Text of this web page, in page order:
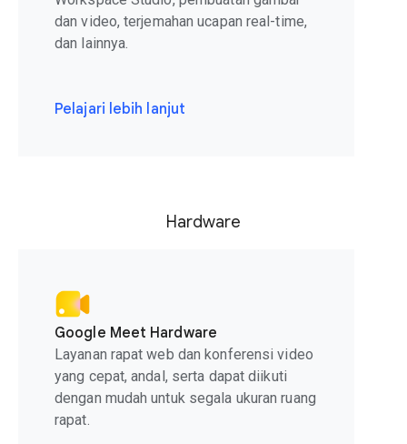
dan video, terjemahan ucapan real-time,
dan lainnya.
Pelajari lebih lanjut
Hardware
Google Meet Hardware
Layanan rapat web dan konferensi video
yang cepat, andal, serta dapat diikuti
dengan mudah untuk segala ukuran ruang
rapat.